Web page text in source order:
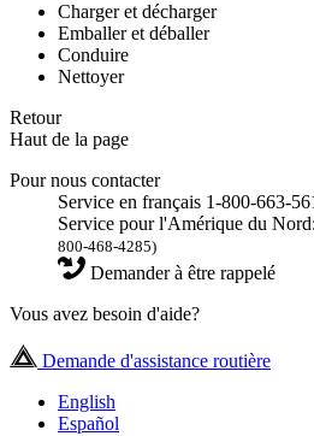
Charger et décharger
Emballer et déballer
Conduire
Nettoyer
Retour
Haut de la page
Pour nous contacter
Service en français 1-800-663-
Service pour l'Amérique du
800-468-4285)
Demander à être rappelé
Vous avez besoin d'aide?
Demande d'assistance routière
English
Español